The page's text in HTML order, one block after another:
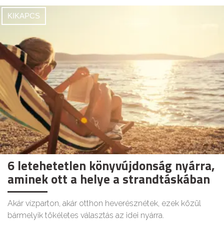
KIKAPCS
6 letehetetlen könyvújdonság nyárra,
aminek ott a helye a strandtáskában
Akár vízparton, akár otthon heverésznétek, ezek közül
bármelyik tökéletes választás az idei nyárra.